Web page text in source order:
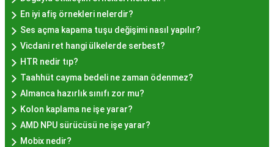
Beyoğlu, Kadıköy, ve Beşiktaş gibi modern
semtlerde de bu lezzeti bulabilirsiniz.
Hayır Lokması Fiyatları
İstanbul'da Nasıl?
Hayır lokması fiyatları İstanbul
mekanlara ve sunulan hizmete göre değişiklik
gösterir. Genellikle porsiyon bazında satılan hayır
En iyi afiş örnekleri nelerdir?
Ses açma kapama tuşu değişimi nasıl yapılır?
Vicdani ret hangi ülkelerde serbest?
HTR nedir tıp?
Taahhüt cayma bedeli ne zaman ödenmez?
Almanca hazırlık sınıfı zor mu?
Kolon kaplama ne işe yarar?
AMD NPU sürücüsü ne işe yarar?
Mobix nedir?